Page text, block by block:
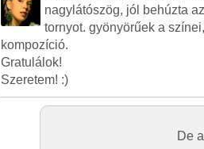
nagylátószög, jól behúzta
tornyot. gyönyörűek a
kompozíció.
Gratulálok!
Szeretem! :)
De